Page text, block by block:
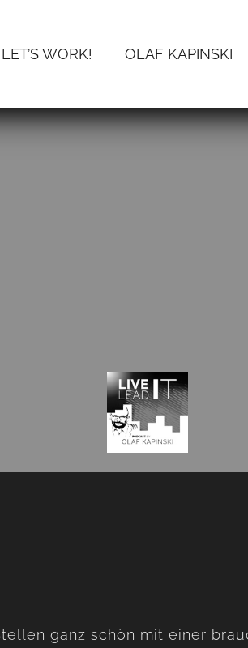
LET’S WORK! OLAF KAPINSKI
ganz schön mit einer